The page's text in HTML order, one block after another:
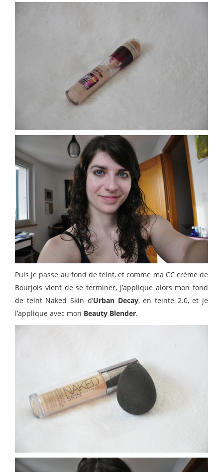
Puis je passe au fond de teint, et comme ma CC crème de
Bourjois vient de se terminer, j’applique alors mon fond
de teint Naked Skin d’Urban Decay, en teinte 2.0, et je
l’applique avec mon Beauty Blender.